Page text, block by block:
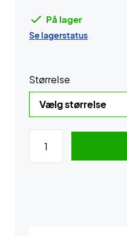
På lager
Se lagerstatus
Størrelse